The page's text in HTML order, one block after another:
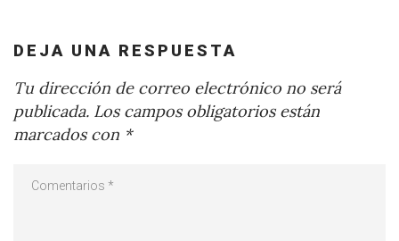
DEJA UNA RESPUESTA
Tu dirección de correo electrónico no será
publicada. Los campos obligatorios están
marcados con *